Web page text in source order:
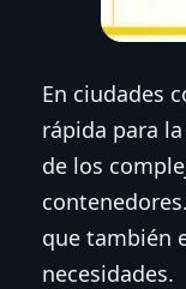
En ciudades
rápida para
de los
que también
necesidades.